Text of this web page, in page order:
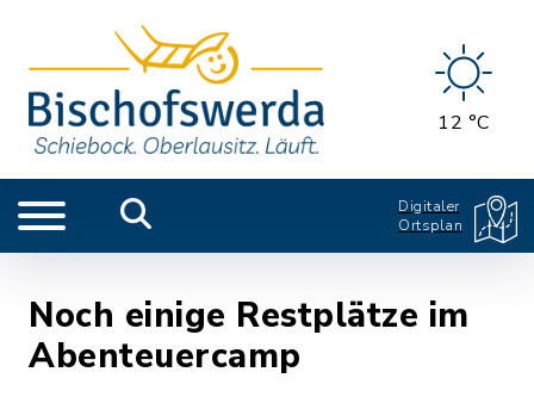
12 °C
Digitaler
Ortsplan
Noch einige Restplätze im
Abenteuercamp